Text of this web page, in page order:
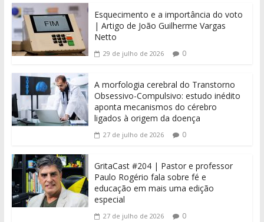
Esquecimento e a importância do voto
| Artigo de João Guilherme Vargas
Netto
29 de julho de 2026 0
A morfologia cerebral do Transtorno
Obsessivo-Compulsivo: estudo inédito
aponta mecanismos do cérebro
ligados à origem da doença
27 de julho de 2026 0
GritaCast #204 | Pastor e professor
Paulo Rogério fala sobre fé e
educação em mais uma edição
especial
27 de julho de 2026 0